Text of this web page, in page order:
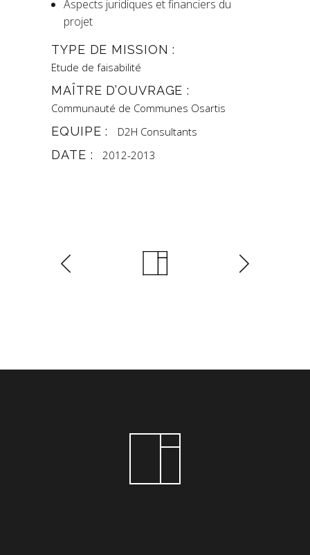
Aspects juridiques et financiers du
projet
TYPE DE MISSION :
Etude de faisabilité
MAÎTRE D’OUVRAGE :
Communauté de Communes Osartis
EQUIPE : D2H Consultants
DATE : 2012-2013